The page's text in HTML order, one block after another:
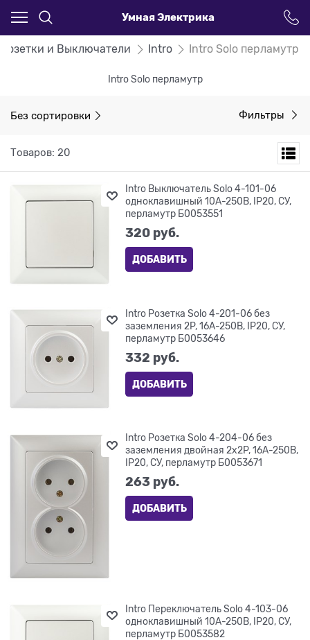
Умная Электрика
Розетки и Выключатели Intro Intro Solo перламутр
Intro Solo перламутр
Без сортировки Фильтры
Товаров: 20
Intro Выключатель Solo 4-101-06
одноклавишный 10А-250В, IP20, СУ,
перламутр Б0053551
320 руб.
ДОБАВИТЬ
Intro Розетка Solo 4-201-06 без
заземления 2P, 16А-250В, IP20, СУ,
перламутр Б0053646
332 руб.
ДОБАВИТЬ
Intro Розетка Solo 4-204-06 без
заземления двойная 2х2P, 16А-250В,
IP20, СУ, перламутр Б0053671
263 руб.
ДОБАВИТЬ
Intro Переключатель Solo 4-103-06
одноклавишный 10А-250В, IP20, СУ,
перламутр Б0053582